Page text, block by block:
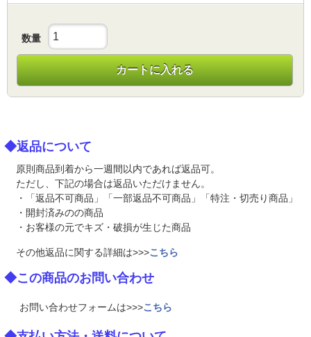
数量
カートに入れる
◆返品について
原則商品到着から一週間以内であれば返品可。
ただし、下記の場合は返品いただけません。
・「返品不可商品」「一部返品不可商品」「特注・切売り商品」
・開封済みのの商品
・お客様の元でキズ・破損が生じた商品
その他返品に関する詳細は>>>こちら
◆この商品のお問い合わせ
お問い合わせフォームは>>>こちら